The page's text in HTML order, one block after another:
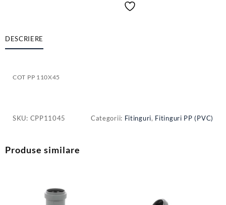
DESCRIERE
COT PP 110X45
SKU: CPP11045 Categorii: Fitinguri, Fitinguri PP (PVC)
Produse similare